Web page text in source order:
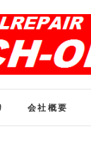
ト
会社概要